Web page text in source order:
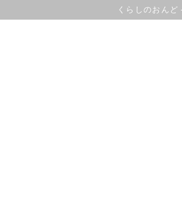
くらしのおん